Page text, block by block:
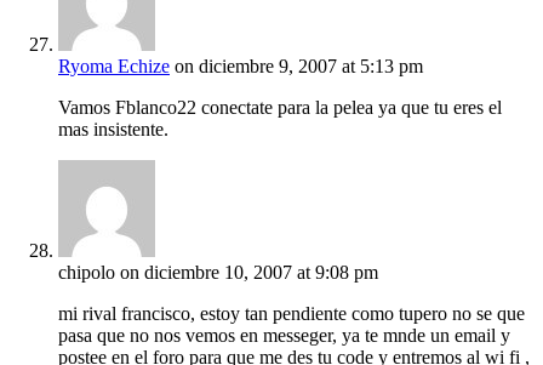
Ryoma Echize on diciembre 9, 2007 at 5:13 pm
Vamos Fblanco22 conectate para la pelea ya que tu eres el
mas insistente.
chipolo on diciembre 10, 2007 at 9:08 pm
mi rival francisco, estoy tan pendiente como tupero no se que
pasa que no nos vemos en messeger, ya te mnde un email y
postee en el foro para que me des tu code y entremos al wi fi ,